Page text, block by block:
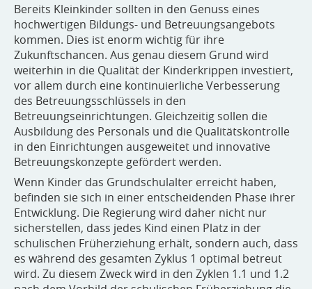
Bereits Kleinkinder sollten in den Genuss eines
hochwertigen Bildungs- und Betreuungsangebots
kommen. Dies ist enorm wichtig für ihre
Zukunftschancen. Aus genau diesem Grund wird
weiterhin in die Qualität der Kinderkrippen investiert,
vor allem durch eine kontinuierliche Verbesserung
des Betreuungsschlüssels in den
Betreuungseinrichtungen. Gleichzeitig sollen die
Ausbildung des Personals und die Qualitätskontrolle
in den Einrichtungen ausgeweitet und innovative
Betreuungskonzepte gefördert werden.
Wenn Kinder das Grundschulalter erreicht haben,
befinden sie sich in einer entscheidenden Phase ihrer
Entwicklung. Die Regierung wird daher nicht nur
sicherstellen, dass jedes Kind einen Platz in der
schulischen Früherziehung erhält, sondern auch, dass
es während des gesamten Zyklus 1 optimal betreut
wird. Zu diesem Zweck wird in den Zyklen 1.1 und 1.2